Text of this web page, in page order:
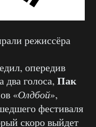
режиссёра
опередив
два голоса, Пак
«Олдбой»,
фестиваля
скоро выйдет